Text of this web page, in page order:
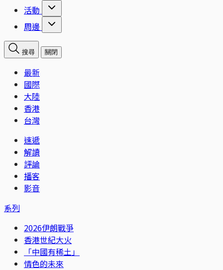
活動
周邊
搜尋 關閉
最新
國際
大陸
香港
台灣
速遞
解讀
評論
播客
影音
系列
2026伊朗戰爭
香港世紀大火
「中國有稀土」
情色的未來